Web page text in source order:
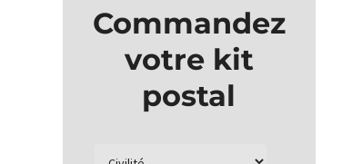
Commandez
votre kit
postal